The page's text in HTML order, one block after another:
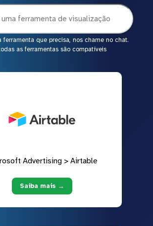
ferramenta que precisa, nos chame no chat.
as ferramentas são compatíveis
Advertising > Airtable
Saiba mais →